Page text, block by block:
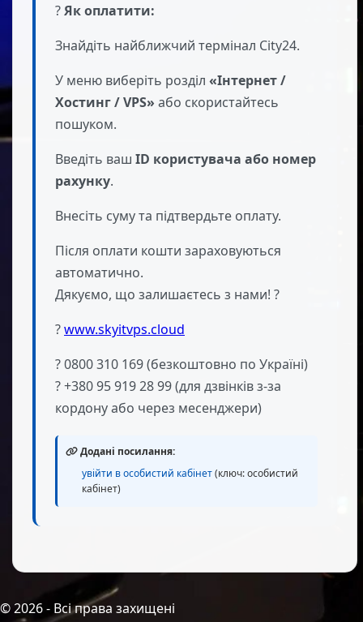
?Як оплатити:
Знайдіть найближчий термінал City24.
У меню виберіть розділ «Інтернет /
Хостинг / VPS» або скористайтесь
пошуком.
Введіть ваш ID користувача або номер
рахунку.
Внесіть суму та підтвердьте оплату.
Після оплати кошти зараховуються
автоматично.
Дякуємо, що залишаєтесь з нами! ?
?www.skyitvps.cloud
? 0800 310 169 (безкоштовно по Україні)
? +380 95 919 28 99 (для дзвінків з-за
кордону або через месенджери)
Додані посилання:
увійти в особистий кабінет(ключ: особистий
кабінет)
©2026- Всі права захищені